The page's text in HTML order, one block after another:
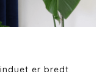
er bredt.